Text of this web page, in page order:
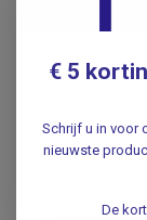
Discardit II 2-
injectiespuit-
100 stuks
11,95
€ 5
Schrijf u in voor
nieuwste
De